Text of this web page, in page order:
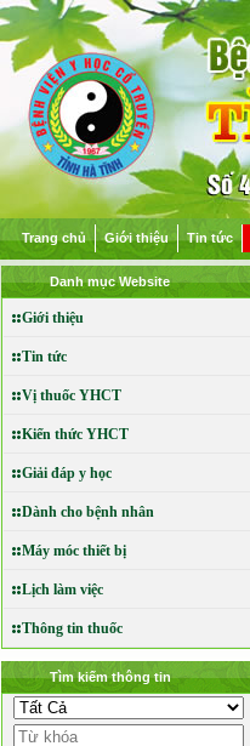
Trang chủ Giới thiệu Tin tức
Danh mục Website
Giới thiệu
Tin tức
Vị thuốc YHCT
Kiến thức YHCT
Giải đáp y học
Dành cho bệnh nhân
Máy móc thiết bị
Lịch làm việc
Thông tin thuốc
Tìm kiếm thông tin